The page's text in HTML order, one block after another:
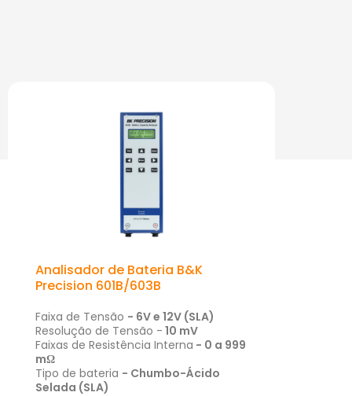
PRODUTOS DE DESTAQUE:
Analisador de Bateria B&K
Precision 601B/603B
Faixa de Tensão - 6V e 12V (SLA)
Resolução de Tensão - 10 mV
Faixas de Resistência Interna - 0 a 999
mΩ
Tipo de bateria - Chumbo-Ácido
Selada (SLA)